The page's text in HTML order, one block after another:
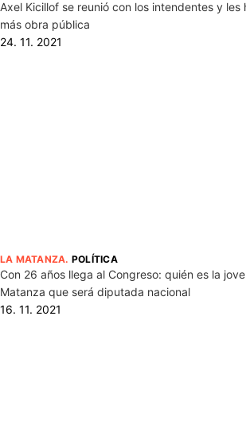
Axel Kicillof se reunió con los intendentes y les
más obra pública
24. 11. 2021
LA MATANZA. POLÍTICA
Con 26 años llega al Congreso: quién es la
Matanza que será diputada nacional
16. 11. 2021